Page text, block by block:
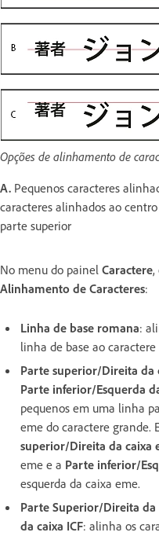
Opções de alinhamento de
A. Pequenos caracteres
caracteres alinhados ao centro
parte superior
No menu do painel Caractere,
Alinhamento de Caracteres:
Linha de base romana:
linha de base ao caractere
Parte superior/Direita da
Parte inferior/Esquerda
pequenos em uma linha
eme do caractere grande.
superior/Direita da caixa
eme e a Parte inferior/
esquerda da caixa eme.
Parte Superior/Direita da
da caixa ICF: alinha os